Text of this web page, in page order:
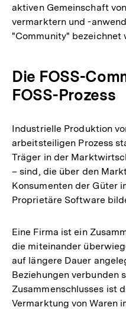
aktiven Gemeinschaft
vermarktern und -
"Community" bezeichnet
Die FOSS-
FOSS-Prozess
Industrielle Produktion
arbeitsteiligen Prozess
Träger in der
– sind, die über den
Konsumenten der Güter
Proprietäre Software
Eine Firma ist ein
die miteinander
auf längere Dauer
Beziehungen verbunden
Zusammenschlusses ist
Vermarktung von Waren